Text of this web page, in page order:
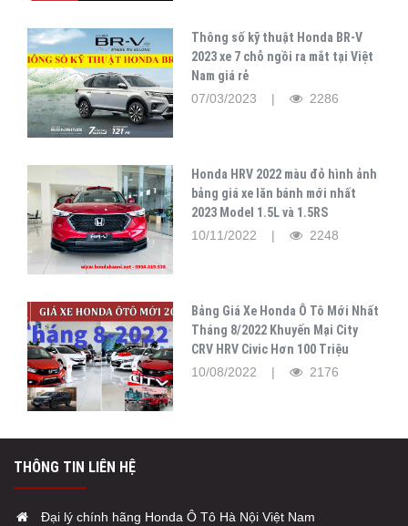
Thông số kỹ thuật Honda BR-V
2023 xe 7 chỗ ngồi ra mắt tại Việt
Nam giá rẻ
07/03/2023 |
2286
Honda HRV 2022 màu đỏ hình ảnh
bảng giá xe lăn bánh mới nhất
2023 Model 1.5L và 1.5RS
10/11/2022 |
2248
Bảng Giá Xe Honda Ô Tô Mới Nhất
Tháng 8/2022 Khuyến Mại City
CRV HRV Civic Hơn 100 Triệu
10/08/2022 |
2176
THÔNG TIN LIÊN HỆ
Đại lý chính hãng Honda Ô Tô Hà Nội Việt Nam